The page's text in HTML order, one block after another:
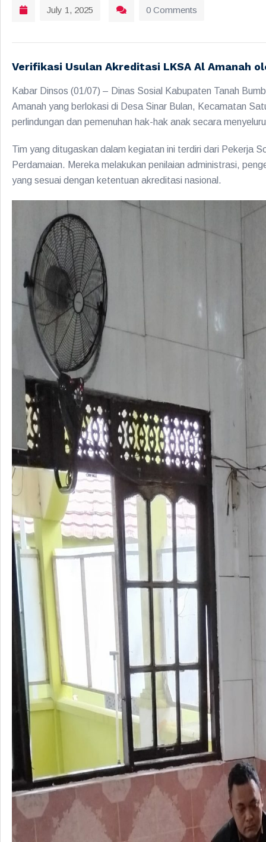
July 1, 2025 0 Comments
Verifikasi Usulan Akreditasi LKSA Al Amanah
Kabar Dinsos (01/07) – Dinas Sosial Kabupaten Tanah
Amanah yang berlokasi di Desa Sinar Bulan, Kecamatan
perlindungan dan pemenuhan hak-hak anak secara
Tim yang ditugaskan dalam kegiatan ini terdiri dari Pekerja
Perdamaian. Mereka melakukan penilaian administrasi,
yang sesuai dengan ketentuan akreditasi nasional.